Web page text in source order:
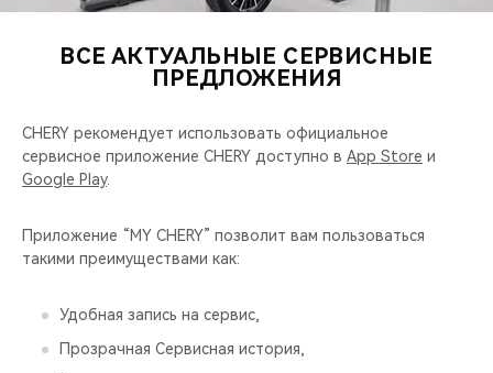
CHERY И СПОРТ
ВИДЕООБЗОРЫ
CHERY ДЛЯ ДЕТЕЙ
ВСЕ АКТУАЛЬНЫЕ СЕРВИСНЫЕ
ПРЕДЛОЖЕНИЯ
CHERY рекомендует использовать официальное
сервисное приложение CHERY доступно в App Store и
Google Play.
Приложение “MY CHERY” позволит вам пользоваться
такими преимуществами как:
Удобная запись на сервис,
Прозрачная Сервисная история,